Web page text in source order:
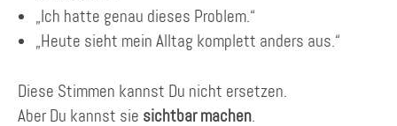
„Ich hatte genau dieses Problem.“
„Heute sieht mein Alltag komplett anders aus.“
Diese Stimmen kannst Du nicht ersetzen.
Aber Du kannst sie sichtbar machen.